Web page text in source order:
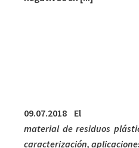
09.07.2018 El
material de residuos
caracterización,